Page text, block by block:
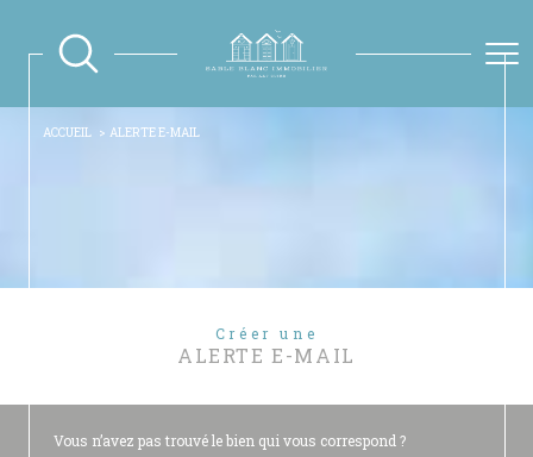
ACCUEIL ALERTE E-MAIL
Créer une
ALERTE E-MAIL
Vous n’avez pas trouvé le bien qui vous correspond ?